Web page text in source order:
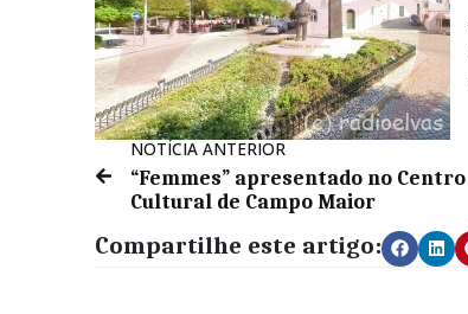
NOTÍCIA ANTERIOR
“Femmes” apresentado no Centro
Cultural de Campo Maior
Compartilhe este artigo: